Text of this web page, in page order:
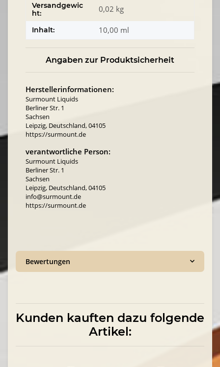
Versandgewic
ht:
0,02 kg
Inhalt: 10,00 ml
Angaben zur Produktsicherheit
Herstellerinformationen:
Surmount Liquids
Berliner Str. 1
Sachsen
Leipzig, Deutschland, 04105
https://surmount.de
verantwortliche Person:
Surmount Liquids
Berliner Str. 1
Sachsen
Leipzig, Deutschland, 04105
info@surmount.de
https://surmount.de
Bewertungen
Kunden kauften dazu folgende
Artikel: